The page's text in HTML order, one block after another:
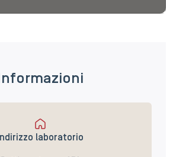
Informazioni
Indirizzo laboratorio